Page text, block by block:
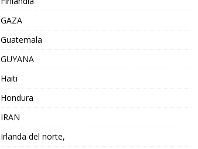
GAZA
Guatemala
GUYANA
Haiti
Hondura
IRAN
Irlanda del norte,